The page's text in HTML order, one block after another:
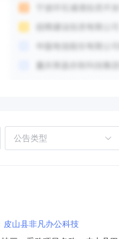
皮山县非凡办公科技